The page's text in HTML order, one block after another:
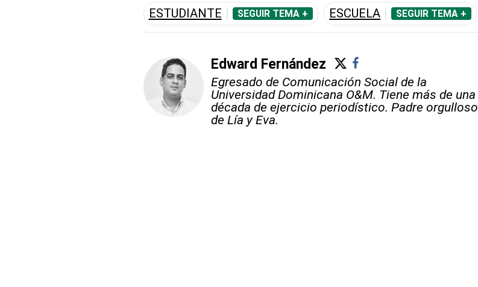
ESTUDIANTE SEGUIR TEMA + ESCUELA SEGUIR TEMA +
Edward Fernández
Egresado de Comunicación Social de la
Universidad Dominicana O&M. Tiene más de una
década de ejercicio periodístico. Padre orgulloso
de Lía y Eva.